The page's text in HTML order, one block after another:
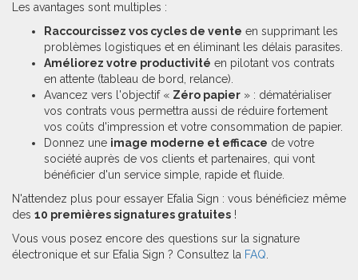
Les avantages sont multiples :
Raccourcissez vos cycles de vente en supprimant les
problèmes logistiques et en éliminant les délais parasites.
Améliorez votre productivité en pilotant vos contrats
en attente (tableau de bord, relance).
Avancez vers l'objectif « Zéro papier » : dématérialiser
vos contrats vous permettra aussi de réduire fortement
vos coûts d'impression et votre consommation de papier.
Donnez une image moderne et efficace de votre
société auprès de vos clients et partenaires, qui vont
bénéficier d'un service simple, rapide et fluide.
N'attendez plus pour essayer Efalia Sign : vous bénéficiez même
des 10 premières signatures gratuites !
Vous vous posez encore des questions sur la signature
électronique et sur Efalia Sign ? Consultez la FAQ.